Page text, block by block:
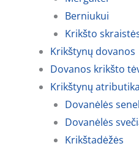
Berniukui
Krikšto
Krikštynų dovanos
Dovanos krikšto
Krikštynų atributika
Dovanėlės
Dovanėlės
Krikštadėžės